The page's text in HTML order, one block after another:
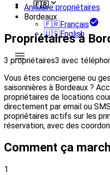
🇫🇷
🇫🇷Français
🇺🇸English
Annuaire propriétaires
Bordeaux
Propriétaires à
3 propriétaires3 avec
Vous êtes conciergerie ou
saisonnières à Bordeaux ?
propriétaires de locations
directement par email ou
propriétaires actifs sur les
réservation, avec des
Comment ça
1